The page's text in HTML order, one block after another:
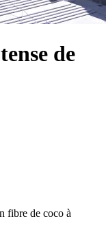
de
fibre de coco à